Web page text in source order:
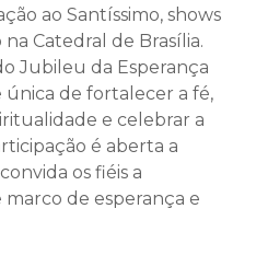
ao Santíssimo, shows
Catedral de Brasília.
Jubileu da Esperança
de fortalecer a fé,
e celebrar a
é aberta a
os fiéis a
de esperança e